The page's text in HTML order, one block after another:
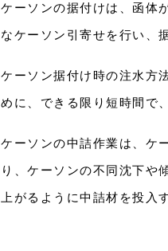
ケーソンの据付けは、函体
なケーソン引寄せを行い、
ケーソン据付け時の注水方
めに、できる限り短時間で
ケーソンの中詰作業は、ケ
り、ケーソンの不同沈下や
上がるように中詰材を投入